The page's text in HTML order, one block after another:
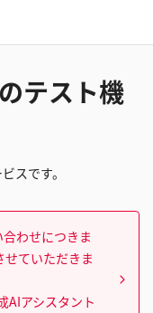
テスト機
スです。
わせにつきま
ていただきま
AIアシスタント